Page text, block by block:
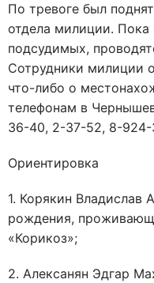
По тревоге был
отдела милиции.
подсудимых,
Сотрудники милиции
что-либо о
телефонам в
36-40, 2-37-52, 8-924-
Ориентировка
1. Корякин Владислав
рождения,
«Корикоз»;
2. Алексанян Эдгар